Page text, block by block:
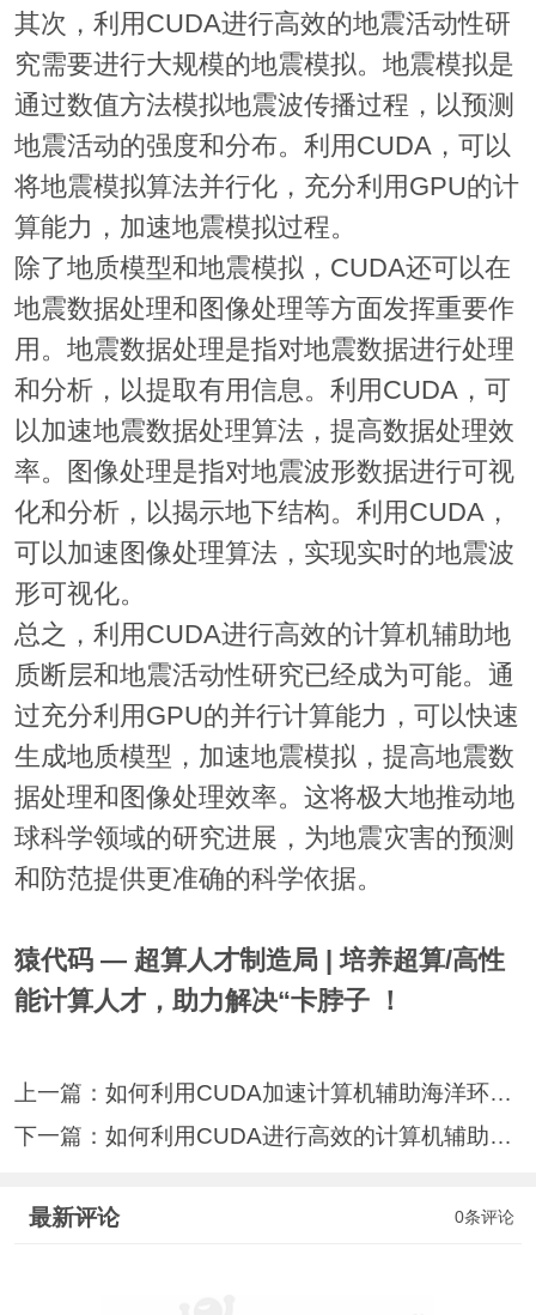
其次，利用CUDA进行高效的地震活动性研
究需要进行大规模的地震模拟。地震模拟是
通过数值方法模拟地震波传播过程，以预测
地震活动的强度和分布。利用CUDA，可以
将地震模拟算法并行化，充分利用GPU的计
算能力，加速地震模拟过程。
除了地质模型和地震模拟，CUDA还可以在
地震数据处理和图像处理等方面发挥重要作
用。地震数据处理是指对地震数据进行处理
和分析，以提取有用信息。利用CUDA，可
以加速地震数据处理算法，提高数据处理效
率。图像处理是指对地震波形数据进行可视
化和分析，以揭示地下结构。利用CUDA，
可以加速图像处理算法，实现实时的地震波
形可视化。
总之，利用CUDA进行高效的计算机辅助地
质断层和地震活动性研究已经成为可能。通
过充分利用GPU的并行计算能力，可以快速
生成地质模型，加速地震模拟，提高地震数
据处理和图像处理效率。这将极大地推动地
球科学领域的研究进展，为地震灾害的预测
和防范提供更准确的科学依据。
猿代码 — 超算人才制造局 | 培养超算/高性
能计算人才，助力解决“卡脖子 ！
上一篇： 如何利用CUDA加速计算机辅助海洋环境保
下一篇： 如何利用CUDA进行高效的计算机辅助城市
0条评论
最新评论